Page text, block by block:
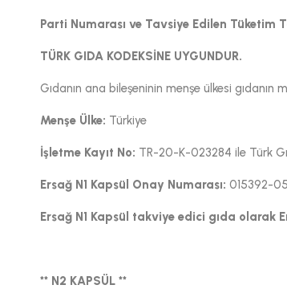
Parti Numarası ve Tavsiye Edilen
TÜRK GIDA KODEKSİNE UYGUNDUR.
Gıdanın ana bileşeninin menşe ülkesi gıdanın
Menşe Ülke: Türkiye
İşletme Kayıt No: TR-20-K-023284 ile Türk
Ersağ N1 Kapsül Onay Numarası: 015392-
Ersağ N1 Kapsül takviye edici gıda olarak
** N2 KAPSÜL **